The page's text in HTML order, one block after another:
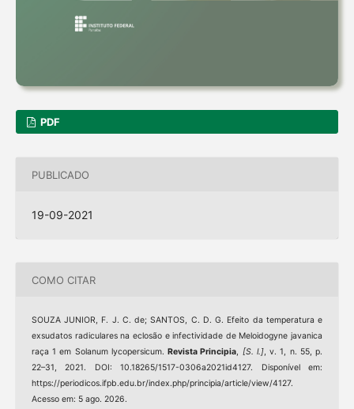
PDF
PUBLICADO
19-09-2021
COMO CITAR
SOUZA JUNIOR, F. J. C. de; SANTOS, C. D. G. Efeito da temperatura e
exsudatos radiculares na eclosão e infectividade de Meloidogyne javanica
raça 1 em Solanum lycopersicum.Revista Principia, [S. l.], v. 1, n. 55, p.
22–31, 2021. DOI: 10.18265/1517-0306a2021id4127. Disponível em:
https://periodicos.ifpb.edu.br/index.php/principia/article/view/4127.
Acesso em: 5 ago. 2026.